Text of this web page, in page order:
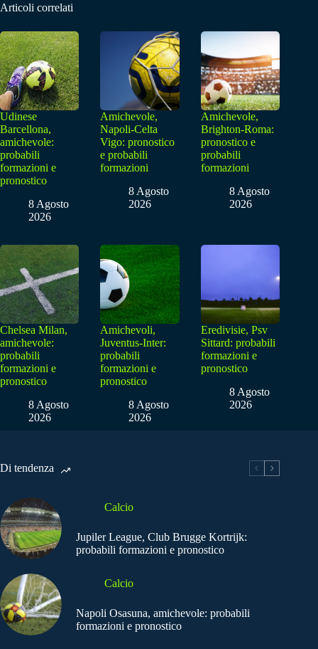
Articoli correlati
Udinese
Barcellona,
amichevole:
probabili
formazioni e
pronostico
8 Agosto
2026
Amichevole,
Napoli-Celta
Vigo: pronostico
e probabili
formazioni
8 Agosto
2026
Amichevole,
Brighton-Roma:
pronostico e
probabili
formazioni
8 Agosto
2026
Chelsea Milan,
amichevole:
probabili
formazioni e
pronostico
8 Agosto
2026
Amichevoli,
Juventus-Inter:
probabili
formazioni e
pronostico
8 Agosto
2026
Eredivisie, Psv
Sittard: probabili
formazioni e
pronostico
8 Agosto
2026
Di tendenza
Calcio
Jupiler League, Club Brugge Kortrijk:
probabili formazioni e pronostico
Calcio
Napoli Osasuna, amichevole: probabili
formazioni e pronostico